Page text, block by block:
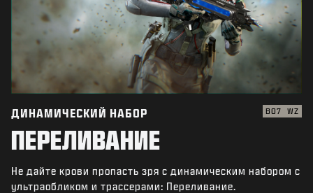
ОЧКИ CОD
МАГАЗИН СНАРЯЖЕНИЯ
COMBAT BUILDS
НОВОСТИ
Activision может в любое время обновлять, заменять
и удалять игровые материалы.
Электронная почта
Facebook
ДИНАМИЧЕСКИЙ НАБОР BO7 WZ
ПЕРЕЛИВАНИЕ
Не дайте крови пропасть зря с динамическим набором с
ультраобликом и трассерами: Переливание.